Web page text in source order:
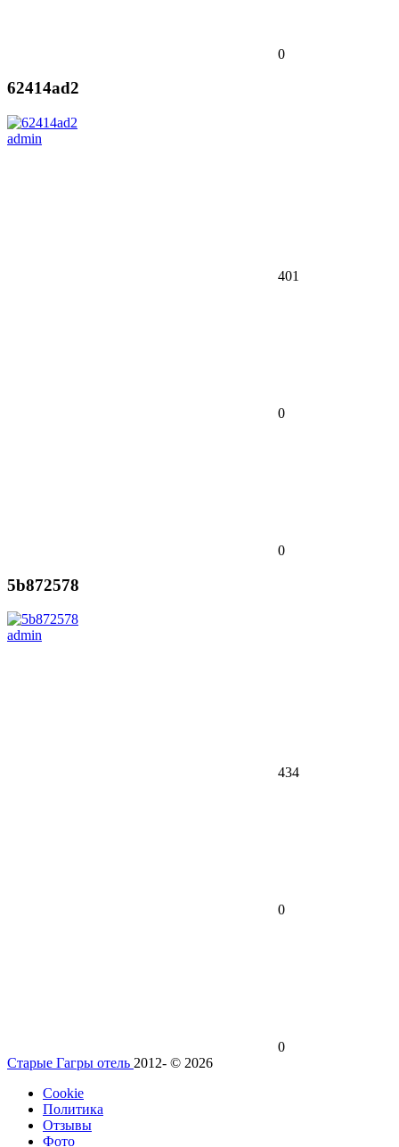
0
62414ad2
admin
401
0
0
5b872578
admin
434
0
0
Старые Гагры отель 2012- © 2026
Cookie
Политика
Отзывы
Фото